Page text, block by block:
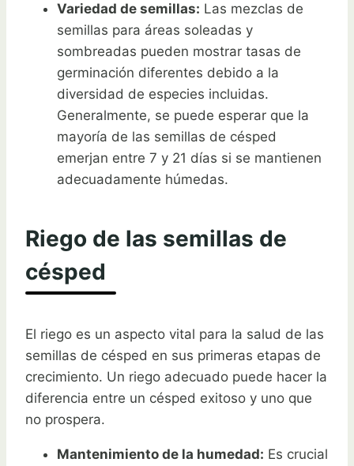
Variedad de semillas: Las mezclas de
semillas para áreas soleadas y
sombreadas pueden mostrar tasas de
germinación diferentes debido a la
diversidad de especies incluidas.
Generalmente, se puede esperar que la
mayoría de las semillas de césped
emerjan entre 7 y 21 días si se mantienen
adecuadamente húmedas.
Riego de las semillas de
césped
El riego es un aspecto vital para la salud de las
semillas de césped en sus primeras etapas de
crecimiento. Un riego adecuado puede hacer la
diferencia entre un césped exitoso y uno que
no prospera.
Mantenimiento de la humedad: Es crucial